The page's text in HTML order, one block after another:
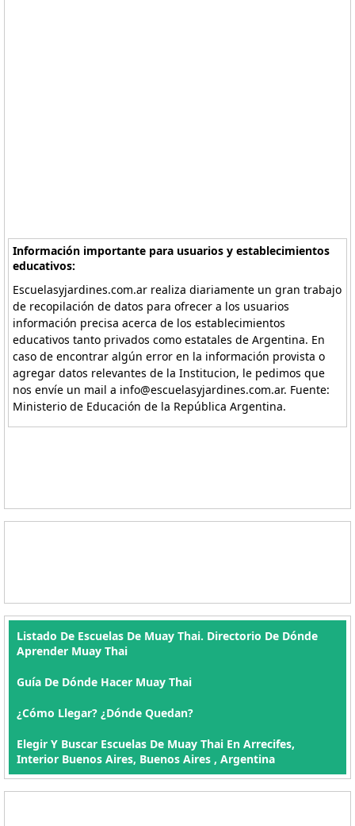
Información importante para usuarios y establecimientos
educativos:
Escuelasyjardines.com.ar realiza diariamente un gran trabajo
de recopilación de datos para ofrecer a los usuarios
información precisa acerca de los establecimientos
educativos tanto privados como estatales de Argentina. En
caso de encontrar algún error en la información provista o
agregar datos relevantes de la Institucion, le pedimos que
nos envíe un mail a info@escuelasyjardines.com.ar. Fuente:
Ministerio de Educación de la República Argentina.
Listado De Escuelas De Muay Thai. Directorio De Dónde
Aprender Muay Thai
Guía De Dónde Hacer Muay Thai
¿Cómo Llegar? ¿Dónde Quedan?
Elegir Y Buscar Escuelas De Muay Thai En Arrecifes,
Interior Buenos Aires, Buenos Aires , Argentina